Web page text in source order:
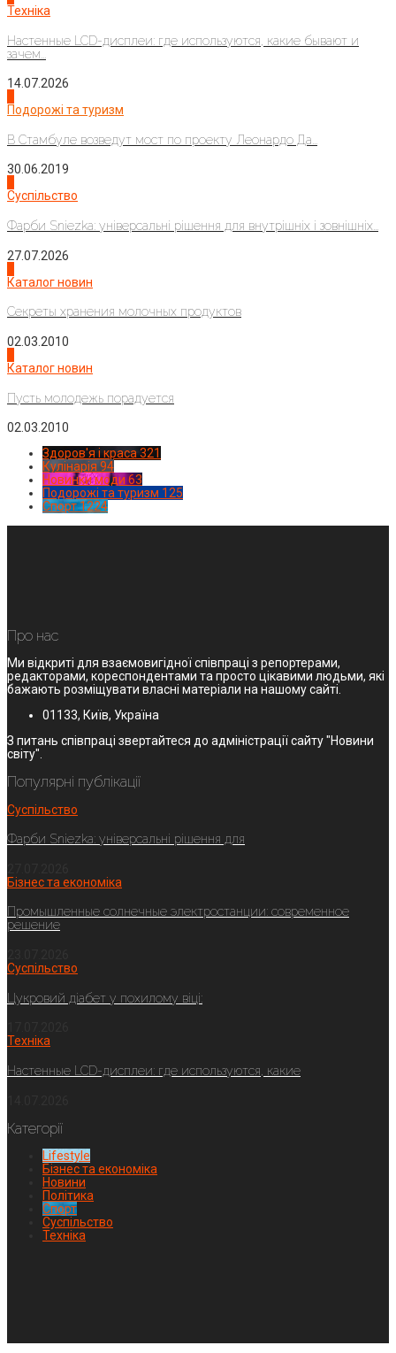
Техніка
Настенные LCD-дисплеи: где используются, какие бывают и
зачем...
14.07.2026
Подорожі та туризм
В Стамбуле возведут мост по проекту Леонардо Да...
30.06.2019
Суспільство
Фарби Sniezka: універсальні рішення для внутрішніх і зовнішніх...
27.07.2026
Каталог новин
Секреты хранения молочных продуктов
02.03.2010
Каталог новин
Пусть молодежь порадуется
02.03.2010
Здоров'я і краса 321
Кулінарія 94
Новинки моди 63
Подорожі та туризм 125
Спорт1224
Про нас
Ми відкриті для взаємовигідної співпраці з репортерами,
редакторами, кореспондентами та просто цікавими людьми, які
бажають розміщувати власні матеріали на нашому сайті.
01133, Київ, Україна
З питань співпраці звертайтеся до адміністрації сайту "Новини
світу".
Популярні публікації
Суспільство
Фарби Sniezka: універсальні рішення для
Бізнес та економіка
Промышленные солнечные электростанции: современное
решение
Суспільство
Цукровий діабет у похилому віці:
Техніка
Настенные LCD-дисплеи: где используются, какие
Категорії
Lifestyle
Бізнес та економіка
Новини
Політика
Спорт
Суспільство
Техніка